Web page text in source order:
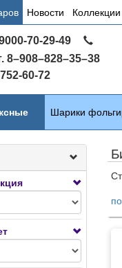
Новости Коллекции
70-29-49
8–908–828–35–38
60-72
Шарики